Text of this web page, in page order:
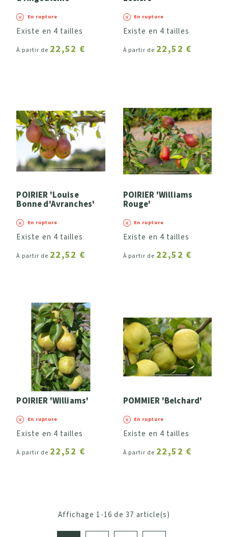
En rupture
Existe en 4 tailles
À partir de 22,52 €
En rupture
Existe en 4 tailles
À partir de 22,52 €
POIRIER 'Louise
Bonne d'Avranches'
En rupture
Existe en 4 tailles
À partir de 22,52 €
POIRIER 'Williams
Rouge'
En rupture
Existe en 4 tailles
À partir de 22,52 €
POIRIER 'Williams'
En rupture
Existe en 4 tailles
À partir de 22,52 €
POMMIER 'Belchard'
En rupture
Existe en 4 tailles
À partir de 22,52 €
Affichage 1-16 de 37 article(s)